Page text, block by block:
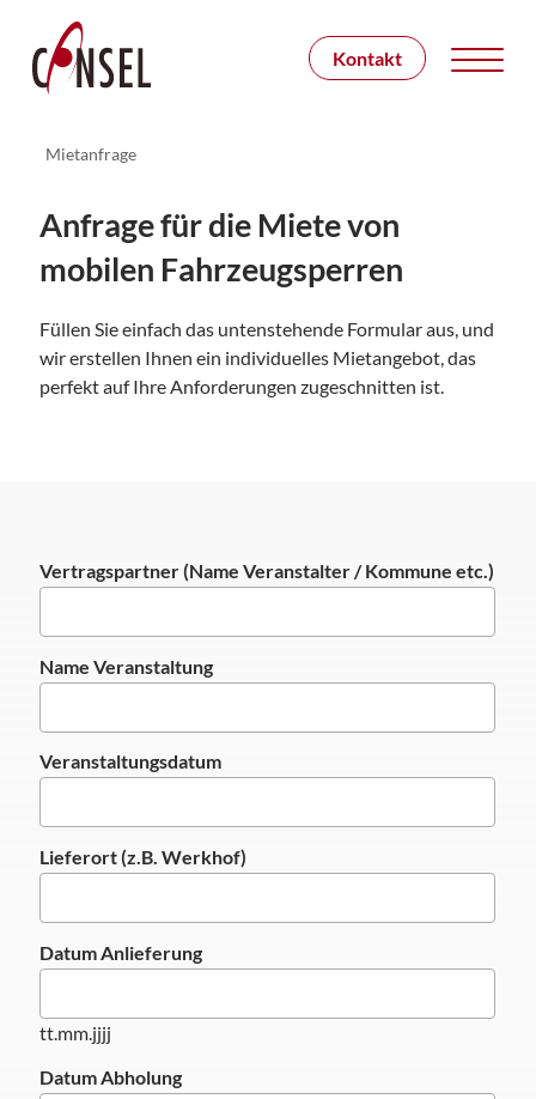
Kontakt
Mietanfrage
Anfrage für die Miete von
mobilen Fahrzeugsperren
Füllen Sie einfach das untenstehende Formular aus, und
wir erstellen Ihnen ein individuelles Mietangebot, das
perfekt auf Ihre Anforderungen zugeschnitten ist.
Vertragspartner (Name Veranstalter / Kommune etc.)
Name Veranstaltung
Veranstaltungsdatum
Lieferort (z.B. Werkhof)
Datum Anlieferung
tt.mm.jjjj
Datum Abholung